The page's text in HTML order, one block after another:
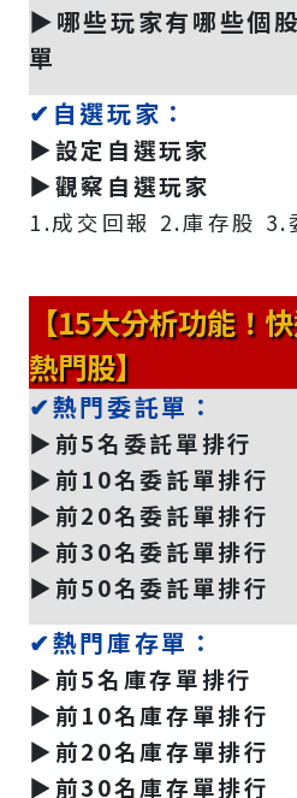
▶️哪些玩家有哪些個
單
✔自選玩家：
▶️設定自選玩家
▶️觀察自選玩家
1.成交回報 2.庫存股 3.
【15大分析功能！
熱門股】
✔熱門委託單：
▶️前5名委託單排行
▶️前10名委託單排行
▶️前20名委託單排行
▶️前30名委託單排行
▶️前50名委託單排行
✔熱門庫存單：
▶️前5名庫存單排行
▶️前10名庫存單排行
▶️前20名庫存單排行
▶️前30名庫存單排行